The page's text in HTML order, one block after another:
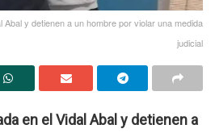
Abal y detienen a un hombre por violar una medida
judicial
en el Vidal Abal y detienen a